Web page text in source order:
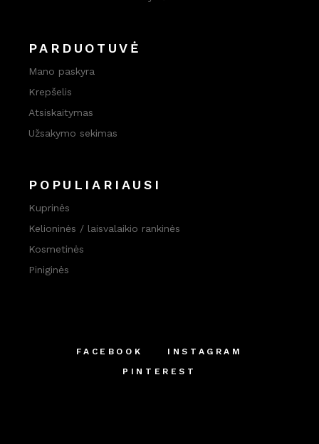
PARDUOTUVĖ
Mano paskyra
Krepšelis
Atsiskaitymas
Užsakymo sekimas
POPULIARIAUSI
Kuprinės
Kelioninės / laisvalaikio rankinės
Kosmetinės
Piniginės
FACEBOOK
INSTAGRAM
PINTEREST